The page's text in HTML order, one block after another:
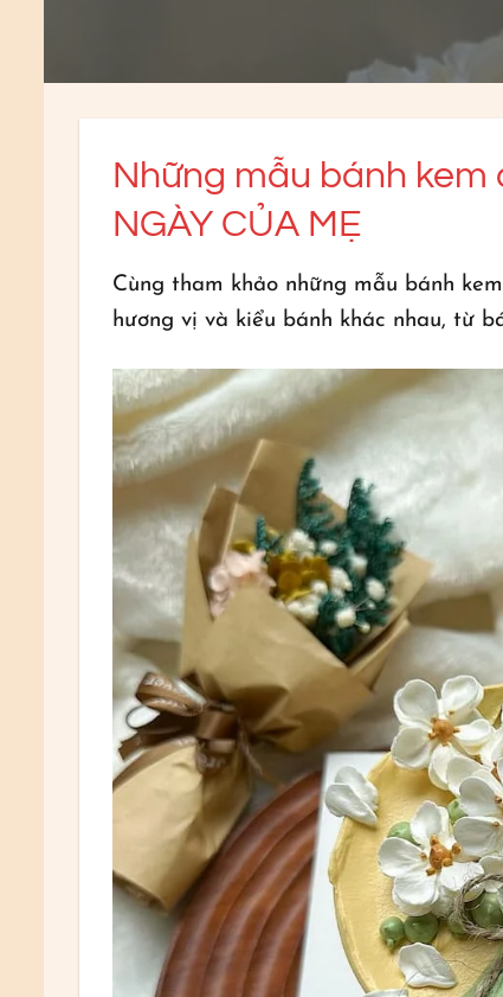
Những mẫu bánh
NGÀY CỦA MẸ
Cùng tham khảo những mẫu bánh
hương vị và kiểu bánh khác nhau, từ